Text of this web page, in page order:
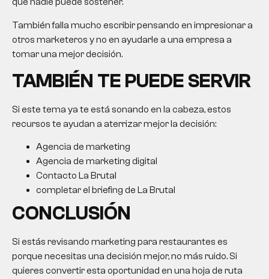
También falla mucho escribir pensando en impresionar a
otros marketeros y no en ayudarle a una empresa a
tomar una mejor decisión.
TAMBIÉN TE PUEDE SERVIR
Si este tema ya te está sonando en la cabeza, estos
recursos te ayudan a aterrizar mejor la decisión:
Agencia de marketing
Agencia de marketing digital
Contacto La Brutal
completar el briefing de La Brutal
CONCLUSIÓN
Si estás revisando marketing para restaurantes es
porque necesitas una decisión mejor, no más ruido. Si
quieres convertir esta oportunidad en una hoja de ruta